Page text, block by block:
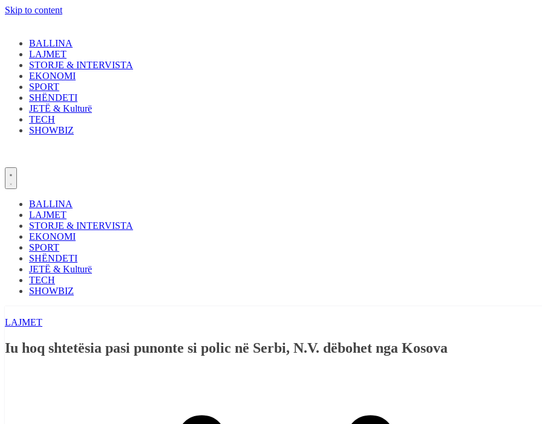
Skip to content
BALLINA
LAJMET
STORJE & INTERVISTA
EKONOMI
SPORT
SHËNDETI
JETË & Kulturë
TECH
SHOWBIZ
BALLINA
LAJMET
STORJE & INTERVISTA
EKONOMI
SPORT
SHËNDETI
JETË & Kulturë
TECH
SHOWBIZ
LAJMET
Iu hoq shtetësia pasi punonte si polic në Serbi, N.V. dëbohet nga Kosova